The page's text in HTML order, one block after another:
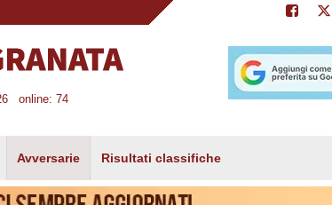
online: 74
Avversarie Risultati classifiche